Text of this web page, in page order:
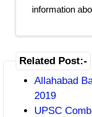
information
Related Post:-
Allahabad
2019
UPSC